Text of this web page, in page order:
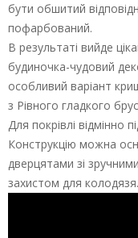
бути обшитий
пофарбований.
В результаті вийде
будиночка-чудовий
особливий варіант
з Рівного гладкого
Для покрівлі відмінно
Конструкцію можна
дверцятами зі
захистом для колодязя.